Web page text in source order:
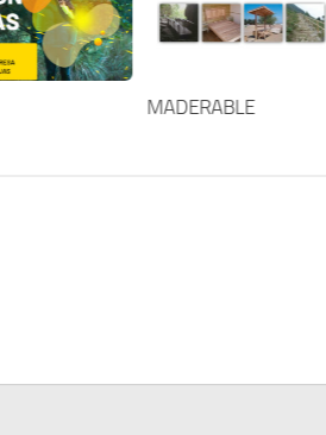
MADERABLE